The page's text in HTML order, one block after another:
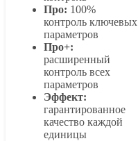
Про: 100%
контроль ключевых
параметров
Про+:
расширенный
контроль всех
параметров
Эффект:
гарантированное
качество каждой
единицы